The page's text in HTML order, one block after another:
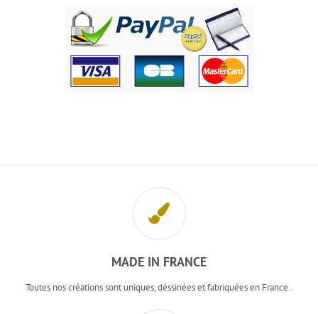
MADE IN FRANCE
Toutes nos créations sont uniques, déssinées et fabriquées en France..